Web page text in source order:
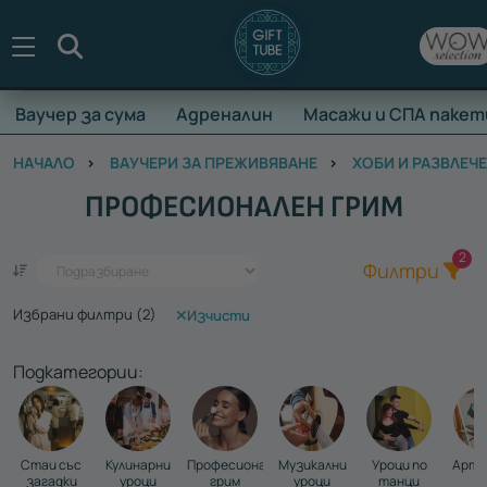
Ваучер за сума Адреналин Масажи и СПА
НАЧАЛО ВАУЧЕРИ ЗА ПРЕЖИВЯВАНЕ ХОБИ И
ПРОФЕСИОНАЛЕН ГРИМ
Един ваучер - стотици преживявания
Филтри
2
Избрани филтри (2) Изчисти
Подкатегории:
Стаи със
загадки
Кулинарни
уроци
Професионален
грим
Музикални
уроци
Уроци по
танци
Арт